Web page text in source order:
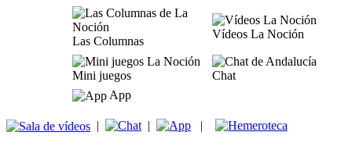
Las Columnas
Vídeos La Noción
Mini juegos
Chat
App
| | |